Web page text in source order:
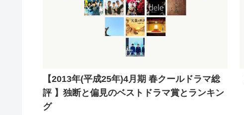
【2013年(平成25年)4月期 春クールドラマ総
評 】独断と偏見のベストドラマ賞とランキン
グ